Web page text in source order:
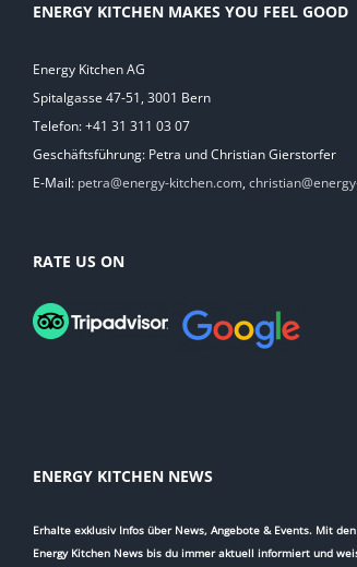
ENERGY KITCHEN MAKES YOU FEEL GOOD
Energy Kitchen AG
Spitalgasse 47-51, 3001 Bern
Telefon: +41 31 311 03 07
Geschäftsführung: Petra und Christian Gierstorfer
E-Mail: petra@energy-kitchen.com,
RATE US ON
ENERGY KITCHEN NEWS
Erhalte exklusiv Infos über News, Angebote & Events. Mit den
Energy Kitchen News bis du immer aktuell informiert und